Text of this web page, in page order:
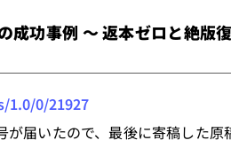
成功事例 ～ 返本ゼロと絶
0/21927
届いたので、最後に寄稿した